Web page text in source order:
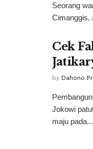
Seorang
Cimanggis,
Cek
by Dahono
Jokowi
maju pada...